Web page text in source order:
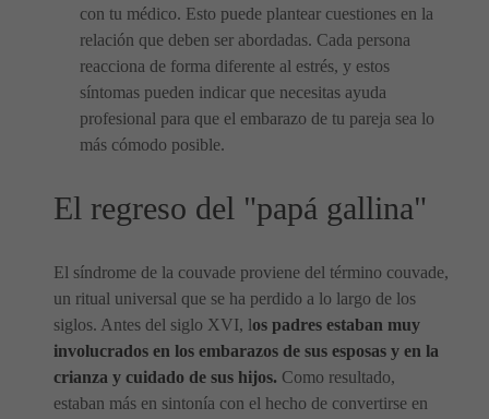
con tu médico. Esto puede plantear cuestiones en la
relación que deben ser abordadas. Cada persona
reacciona de forma diferente al estrés, y estos
síntomas pueden indicar que necesitas ayuda
profesional para que el embarazo de tu pareja sea lo
más cómodo posible.
El regreso del "papá gallina"
El síndrome de la couvade proviene del término couvade,
un ritual universal que se ha perdido a lo largo de los
siglos. Antes del siglo XVI, los padres estaban muy
involucrados en los embarazos de sus esposas y en la
crianza y cuidado de sus hijos. Como resultado,
estaban más en sintonía con el hecho de convertirse en